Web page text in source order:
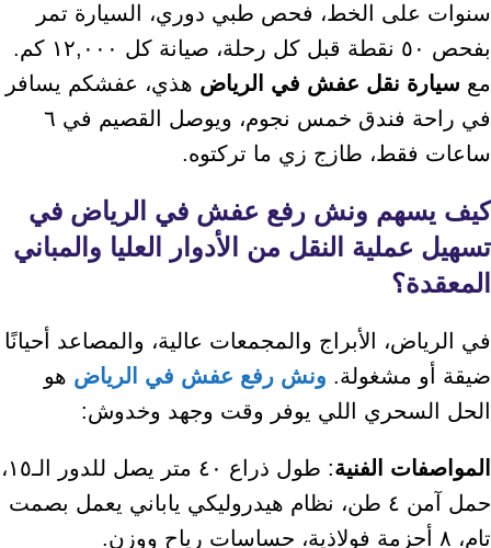
سنوات على الخط، فحص طبي دوري، السيارة تمر
بفحص ٥٠ نقطة قبل كل رحلة، صيانة كل ١٢,٠٠٠ كم.
مع سيارة نقل عفش في الرياض هذي، عفشكم يسافر
في راحة فندق خمس نجوم، ويوصل القصيم في ٦
ساعات فقط، طازج زي ما تركتوه.
كيف يسهم ونش رفع عفش في الرياض في
تسهيل عملية النقل من الأدوار العليا والمباني
المعقدة؟
في الرياض، الأبراج والمجمعات عالية، والمصاعد أحيانًا
ضيقة أو مشغولة. ونش رفع عفش في الرياض هو
الحل السحري اللي يوفر وقت وجهد وخدوش:
المواصفات الفنية
: طول ذراع ٤٠ متر يصل للدور الـ١٥،
حمل آمن ٤ طن، نظام هيدروليكي ياباني يعمل بصمت
تام، ٨ أحزمة فولاذية، حساسات رياح ووزن.